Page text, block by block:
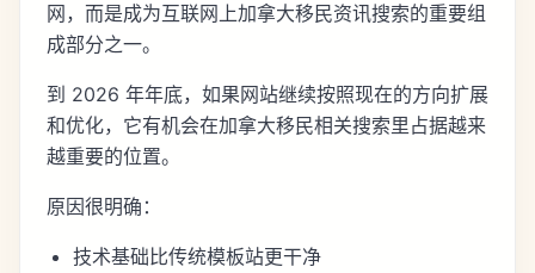
网，而是成为互联网上加拿大移民资讯搜索的重要组
成部分之一。
到 2026 年年底，如果网站继续按照现在的方向扩展
和优化，它有机会在加拿大移民相关搜索里占据越来
越重要的位置。
原因很明确：
技术基础比传统模板站更干净